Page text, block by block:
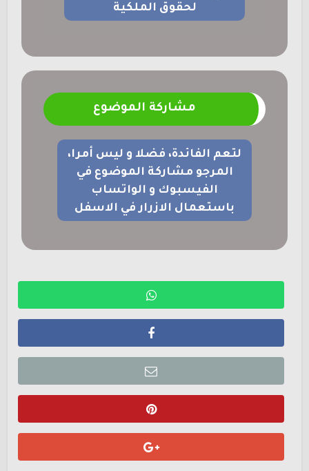
لحقوق الملكية
مشاركة الموضوع
لتعم الفائدة، فضلا و ليس أمرا،
المرجو مشاركة الموضوع في
الفيسبوك و الواتساب
باستعمال الازرار في الاسفل